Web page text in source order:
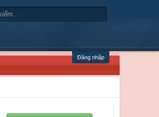
Đăng nhập